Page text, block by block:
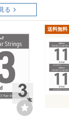
る
送料無料